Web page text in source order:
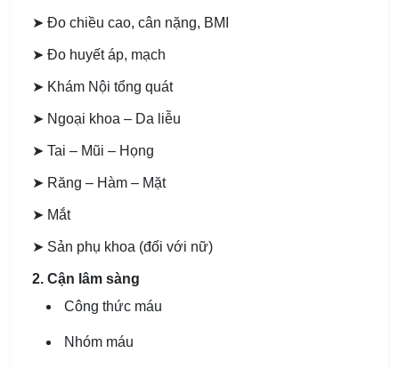
➤ Đo chiều cao, cân nặng, BMI
➤ Đo huyết áp, mạch
➤ Khám Nội tổng quát
➤ Ngoại khoa – Da liễu
➤ Tai – Mũi – Họng
➤ Răng – Hàm – Mặt
➤ Mắt
➤ Sản phụ khoa (đối với nữ)
2. Cận lâm sàng
Công thức máu
Nhóm máu